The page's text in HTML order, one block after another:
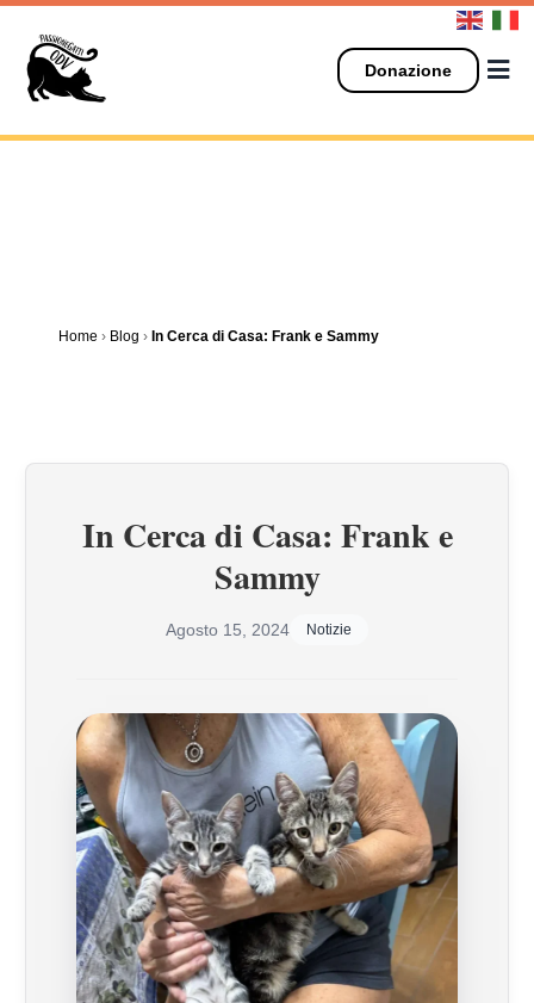
Salta
contenuto
Donazione
Home › Blog › In Cerca di Casa: Frank e Sammy
In Cerca di Casa: Frank e
Sammy
Agosto 15, 2024 Notizie